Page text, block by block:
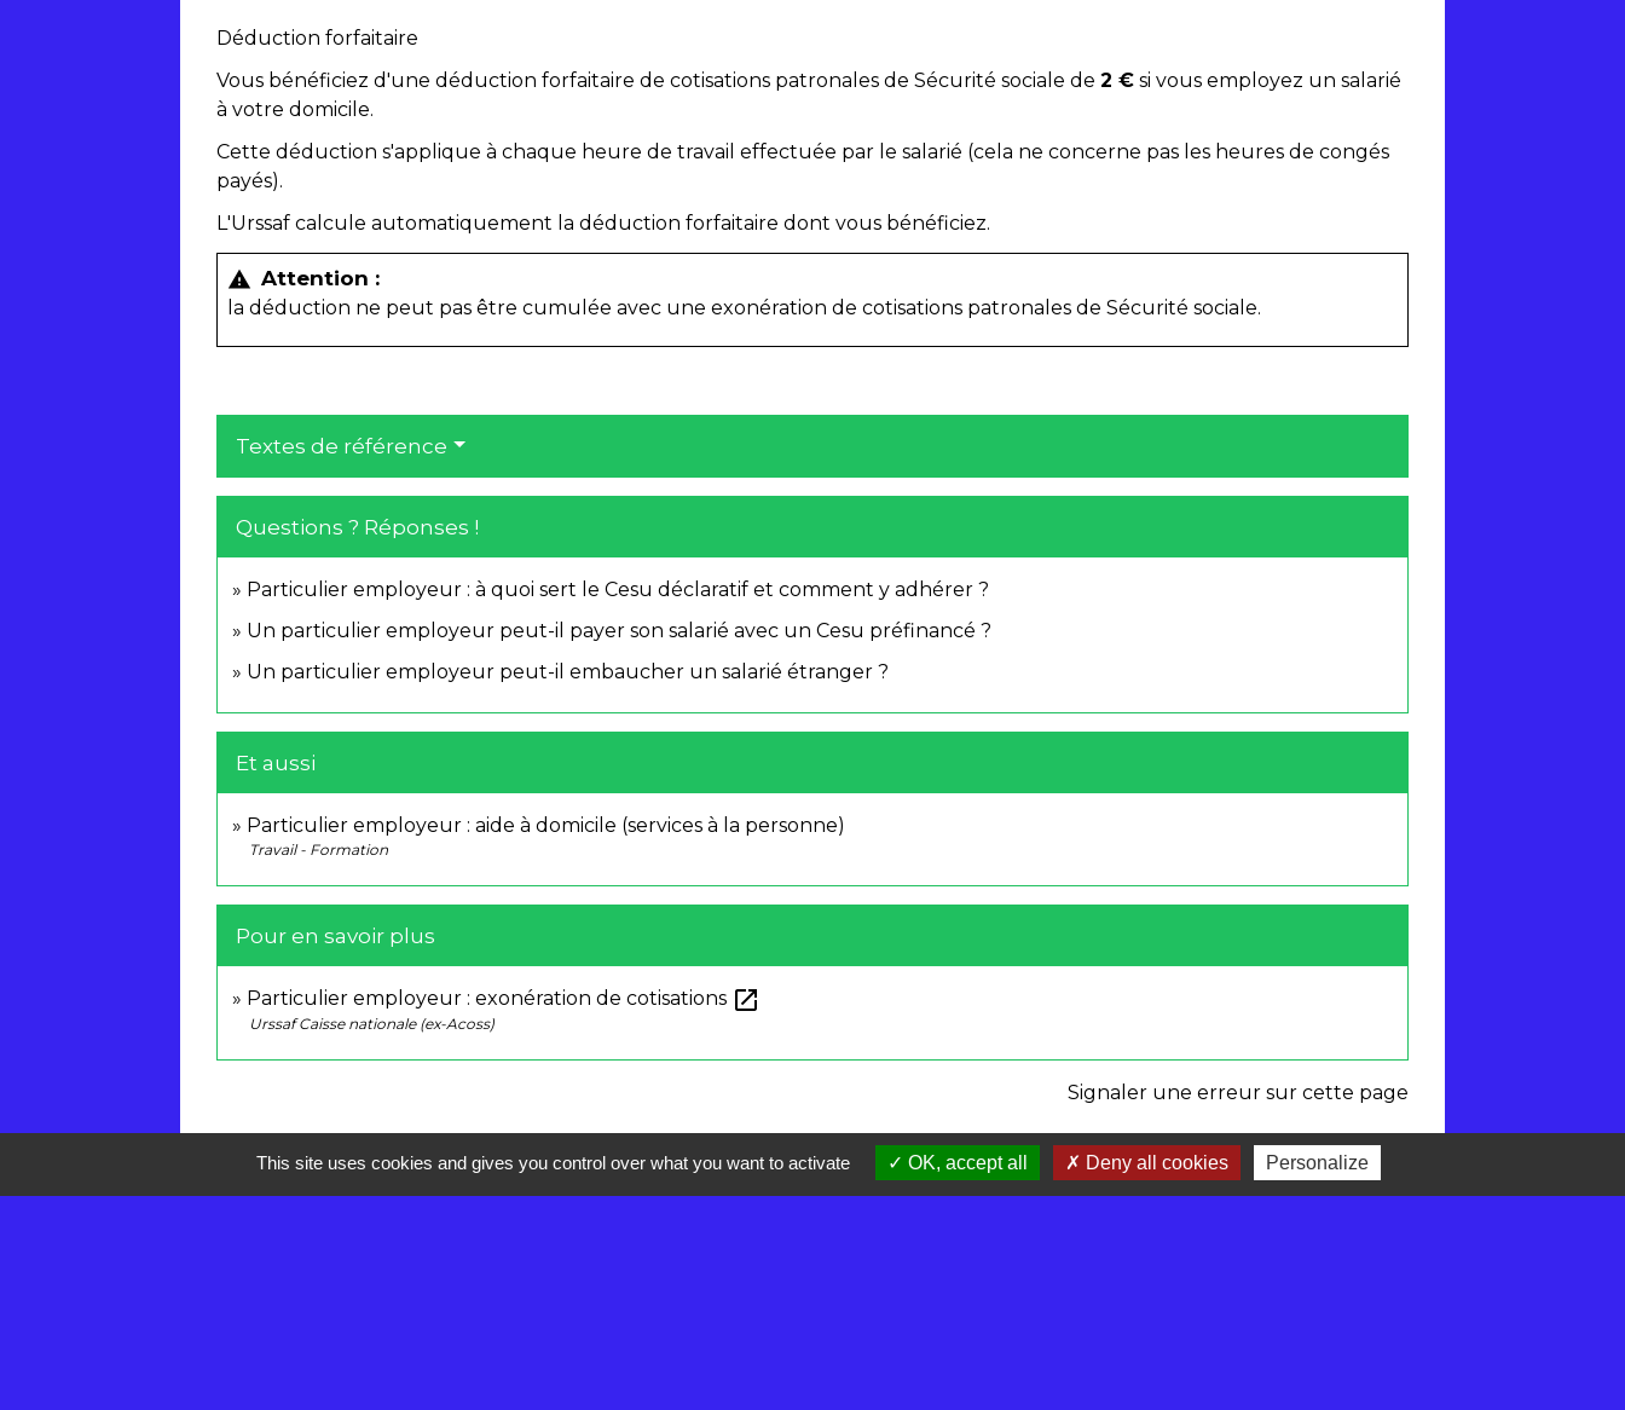
Déduction forfaitaire
Vous bénéficiez d'une déduction forfaitaire de cotisations patronales de Sécurité sociale de2 € si vous employez un salarié
à votre domicile.
Cette déduction s'applique à chaque heure de travail effectuée par le salarié (cela ne concerne pas les heures de congés
payés).
L'Urssaf calcule automatiquement la déduction forfaitaire dont vous bénéficiez.
warning Attention :
la déduction ne peut pas être cumulée avec une exonération de cotisations patronales de Sécurité sociale.
Textes de référence
Questions ? Réponses !
Particulier employeur : à quoi sert le Cesu déclaratif et comment y adhérer ?
Un particulier employeur peut-il payer son salarié avec un Cesu préfinancé ?
Un particulier employeur peut-il embaucher un salarié étranger ?
Et aussi
Particulier employeur : aide à domicile (services à la personne)
Travail - Formation
Pour en savoir plus
Particulier employeur : exonération de cotisations open_in_new
Urssaf Caisse nationale (ex-Acoss)
Signaler une erreur sur cette page
This site uses cookies and gives you control over what you want to activate OK, accept all Deny all cookies Personalize